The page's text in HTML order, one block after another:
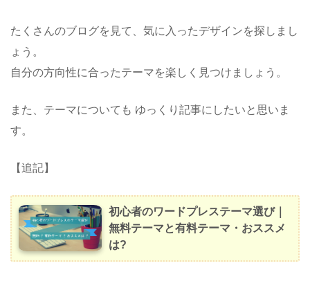
たくさんのブログを見て、気に入ったデザインを探しまし
ょう。
自分の方向性に合ったテーマを楽しく見つけましょう。
また、テーマについても ゆっくり記事にしたいと思いま
す。
【追記】
初心者のワードプレステーマ選び｜
無料テーマと有料テーマ・おススメ
は?